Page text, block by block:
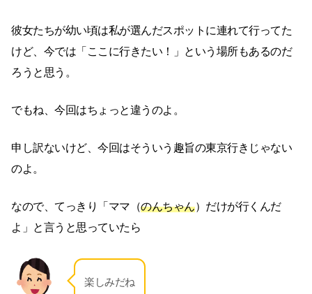
彼女たちが幼い頃は私が選んだスポットに連れて行ってた
けど、今では「ここに行きたい！」という場所もあるのだ
ろうと思う。
でもね、今回はちょっと違うのよ。
申し訳ないけど、今回はそういう趣旨の東京行きじゃない
のよ。
なので、てっきり「ママ（のんちゃん）だけが行くんだ
よ」と言うと思っていたら
楽しみだね